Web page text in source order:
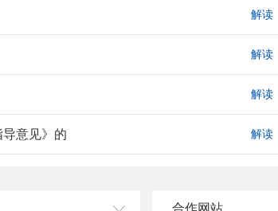
解读
解读
解读
意见》的 解读
合作网站